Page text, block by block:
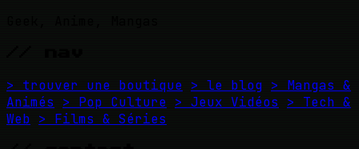
> trouver une boutique > le blog > Mangas &
Animés
> Pop Culture > Jeux Vidéos
> Tech &
Web > Films & Séries